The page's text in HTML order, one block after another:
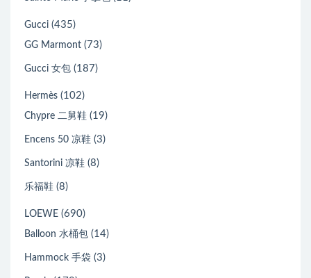
Gucci (435)
GG Marmont (73)
Gucci 女包 (187)
Hermès (102)
Chypre 二舅鞋 (19)
Encens 50 凉鞋 (3)
Santorini 凉鞋 (8)
乐福鞋 (8)
LOEWE (690)
Balloon 水桶包 (14)
Hammock 手袋 (3)